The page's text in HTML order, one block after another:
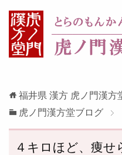
福井県 漢方 虎ノ門漢方
虎ノ門漢方堂ブログ
４キロほど、痩せ